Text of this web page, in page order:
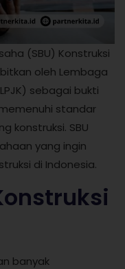
(SBU) Konstruksi
oleh Lembaga
sebagai bukti
standar
konstruksi. SBU
yang ingin
di Indonesia.
banyak